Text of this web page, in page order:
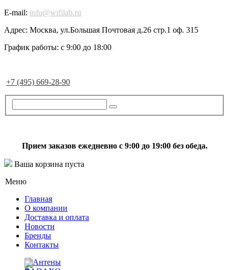
E-mail: info@wifilab.ru
Адрес: Москва, ул.Большая Почтовая д.26 стр.1 оф. 315
График работы: с 9:00 до 18:00
+7 (495) 669-28-90
Прием заказов ежедневно с 9:00 до 19:00 без обеда.
Ваша корзина пуста
Меню
Главная
О компании
Доставка и оплата
Новости
Бренды
Контакты